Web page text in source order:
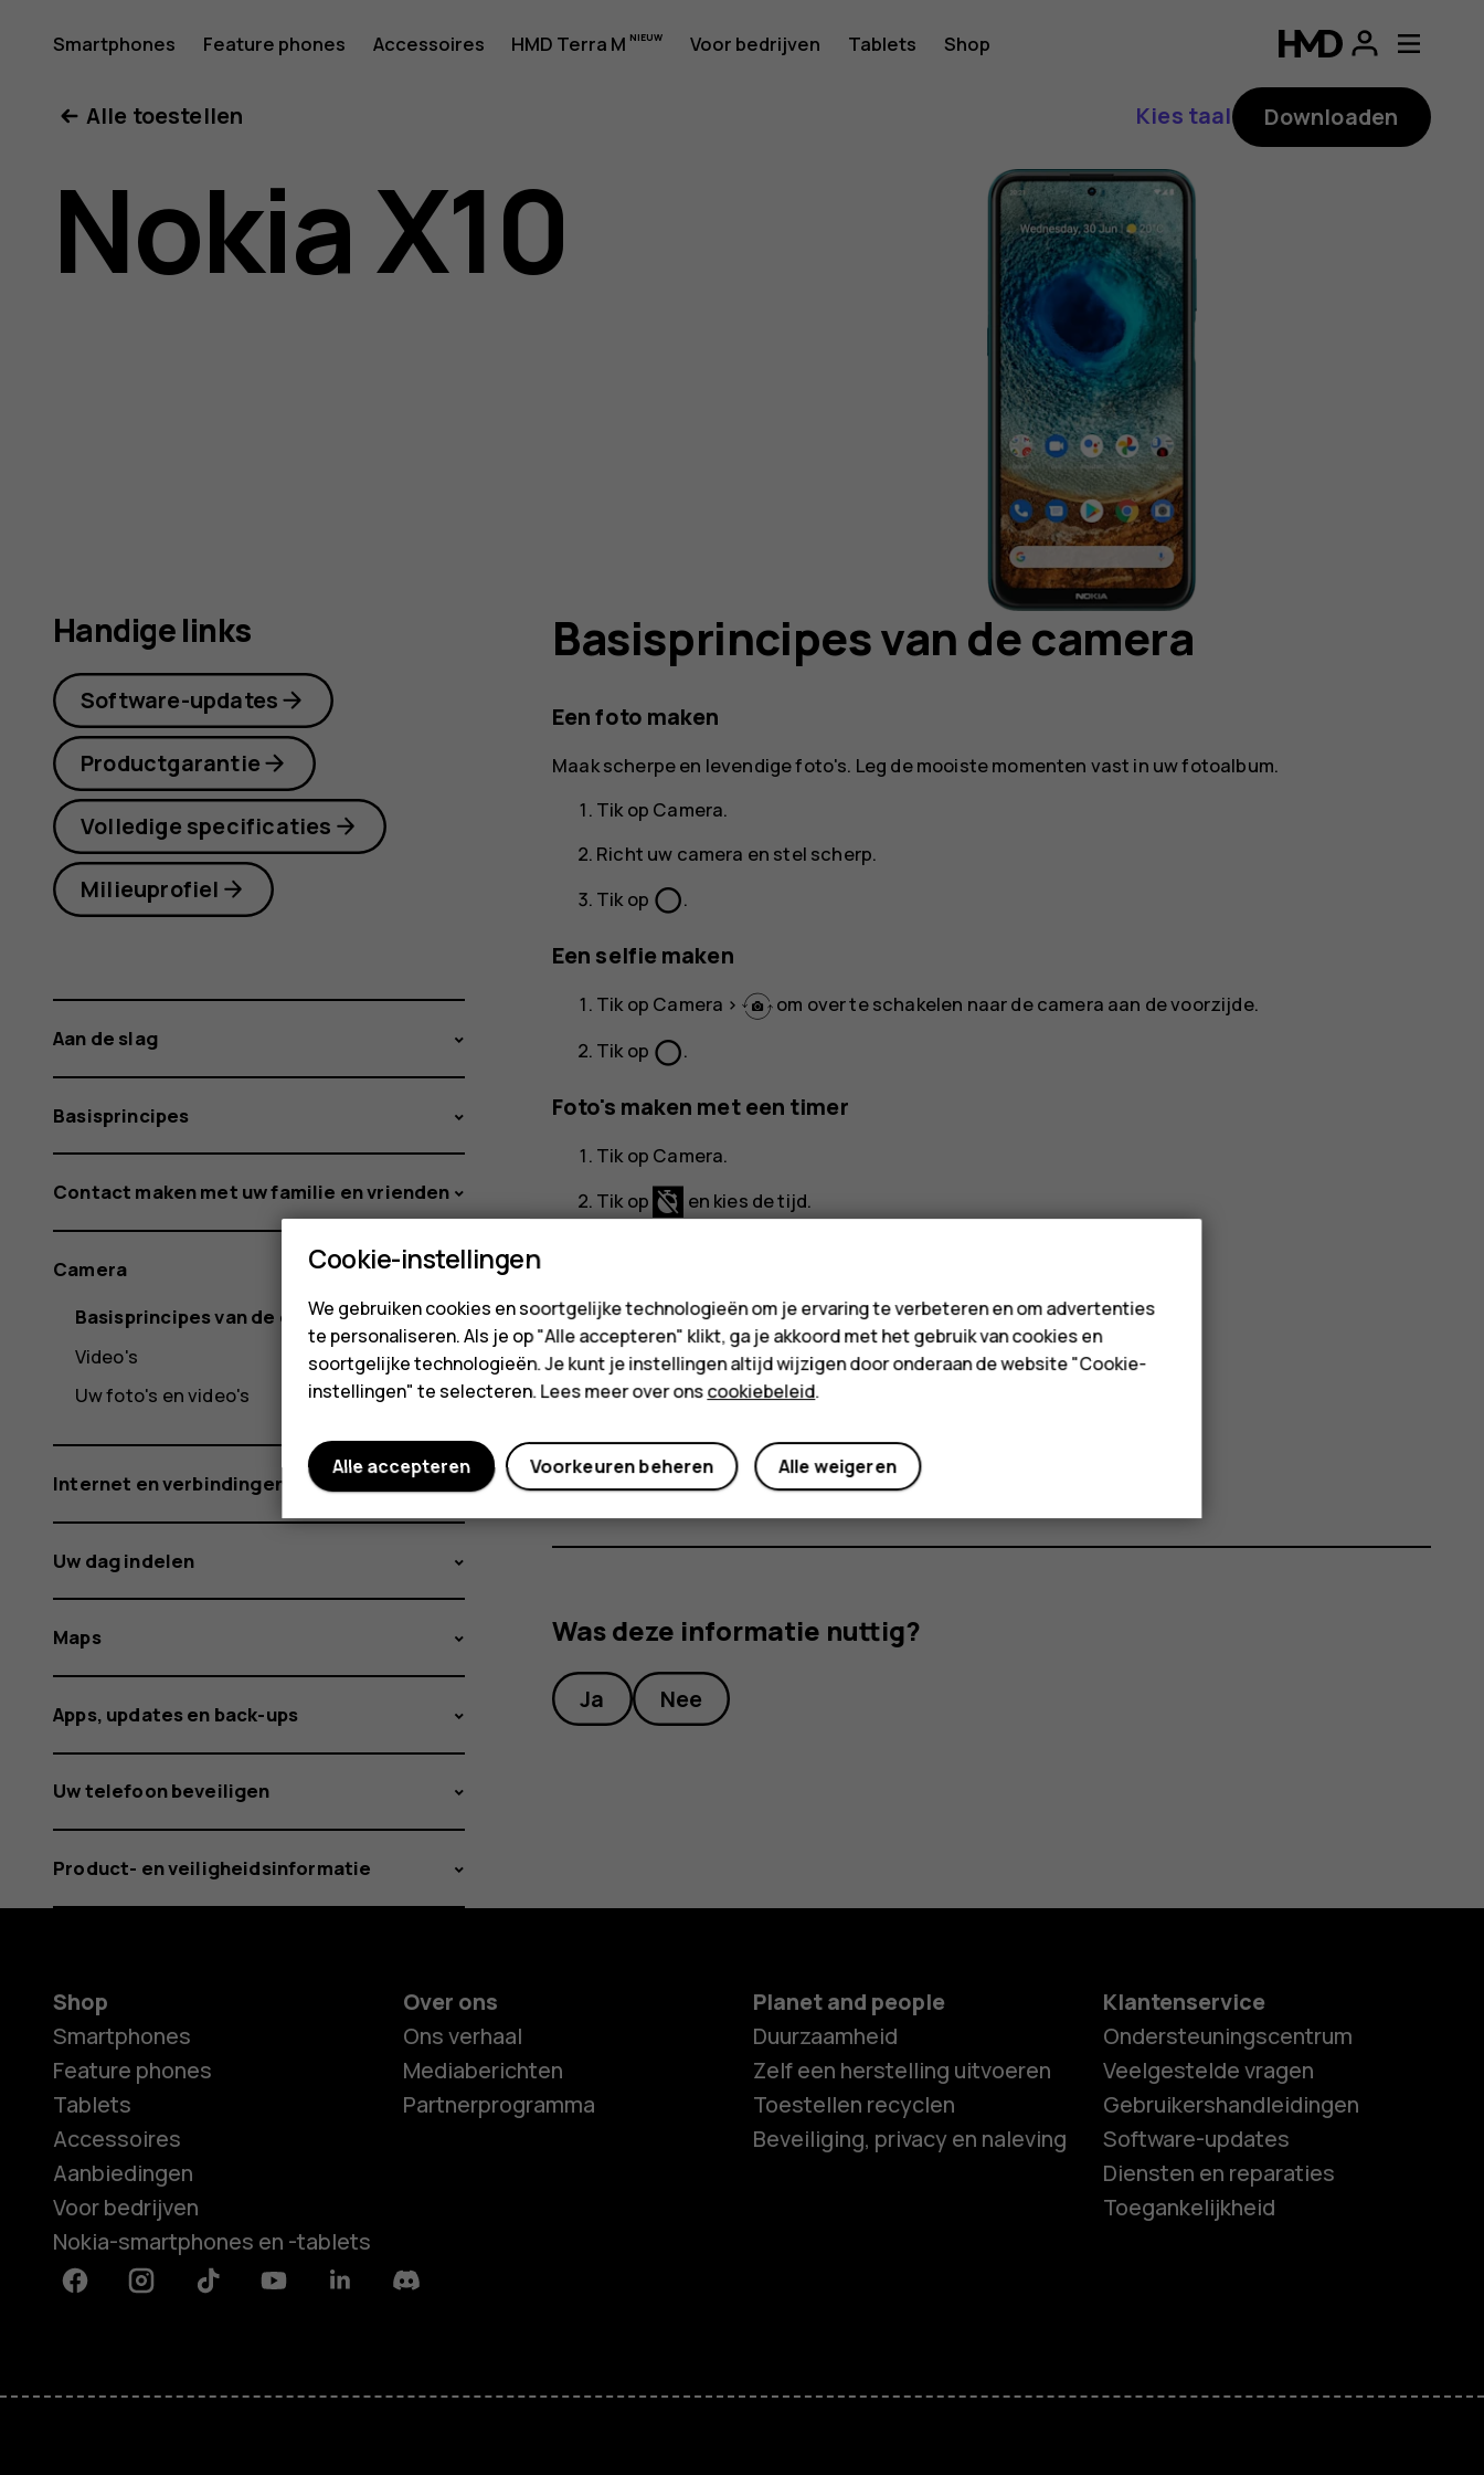
Gebruikershandleiding
voor
Nokia
Smartphones Feature phones Accessoires HMD Terra M Voor bedrijven Tablets Shop
Smartphones
HMD Terra M
Alle toestellen
Kies taal Downloaden
Nokia X10
Basisprincipes van de camera
Een foto maken
Maak scherpe en levendige foto's. Leg de mooiste momenten vast in uw fotoalbum.
Tik op Camera.
Richt uw camera en stel scherp.
Tik op panorama_fish_eye.
Een selfie maken
Tik op Camera >
om over te schakelen naar de camera aan de voorzijde.
Tik op panorama_fish_eye.
Foto's maken met een timer
Tik op Camera.
Tik op
en kies de tijd.
Een macrofoto maken
In macromodus kunt u zelfs de kleinste details op foto vastleggen.
Tik opCamera>Meer>Macro
Tik oppanorama_fish_eye.
Was deze informatie nuttig?
Ja Nee
Handige links
Software-updates
Productgarantie
Volledige specificaties
Milieuprofiel
Aan de slag
Basisprincipes
Contact maken met uw familie en vrienden
Camera
Basisprincipes van de camera
Video's
Uw foto's en video's
Internet en verbindingen
Uw dag indelen
Maps
Apps, updates en back-ups
Uw telefoon beveiligen
Product- en veiligheidsinformatie
Shop
Smartphones
Feature phones
Tablets
Accessoires
Aanbiedingen
Voor bedrijven
Nokia-smartphones en -tablets
Over ons
Ons verhaal
Mediaberichten
Partnerprogramma
Planet and people
Duurzaamheid
Zelf een herstelling uitvoeren
Toestellen recyclen
Beveiliging, privacy en naleving
Klantenservice
Ondersteuningscentrum
Veelgestelde vragen
Gebruikershandleidingen
Software-updates
Diensten en reparaties
Toegankelijkheid
FacebookInstagramTiktok YoutubeLinkedinDiscord
Cookie-instellingen
We gebruiken cookies en soortgelijke technologieën om je ervaring te verbeteren en om advertenties
te personaliseren. Als je op "Alle accepteren" klikt, ga je akkoord met het gebruik van cookies en
soortgelijke technologieën. Je kunt je instellingen altijd wijzigen door onderaan de website "Cookie-
instellingen" te selecteren. Lees meer over onscookiebeleid.
Alle weigeren
Voorkeuren beheren
Alle accepteren